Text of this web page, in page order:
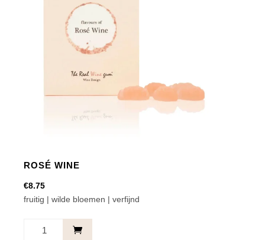
ROSÉ WINE
€8.75
fruitig | wilde bloemen | verfijnd
Rosé